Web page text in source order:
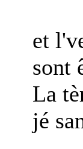
et
sont
La
jé